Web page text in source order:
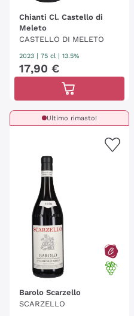
Chianti Cl. Castello di
Meleto
CASTELLO DI MELETO
2023 75 cl | 13.5%
17,90 €
Ultimo rimasto!
Barolo Scarzello
SCARZELLO